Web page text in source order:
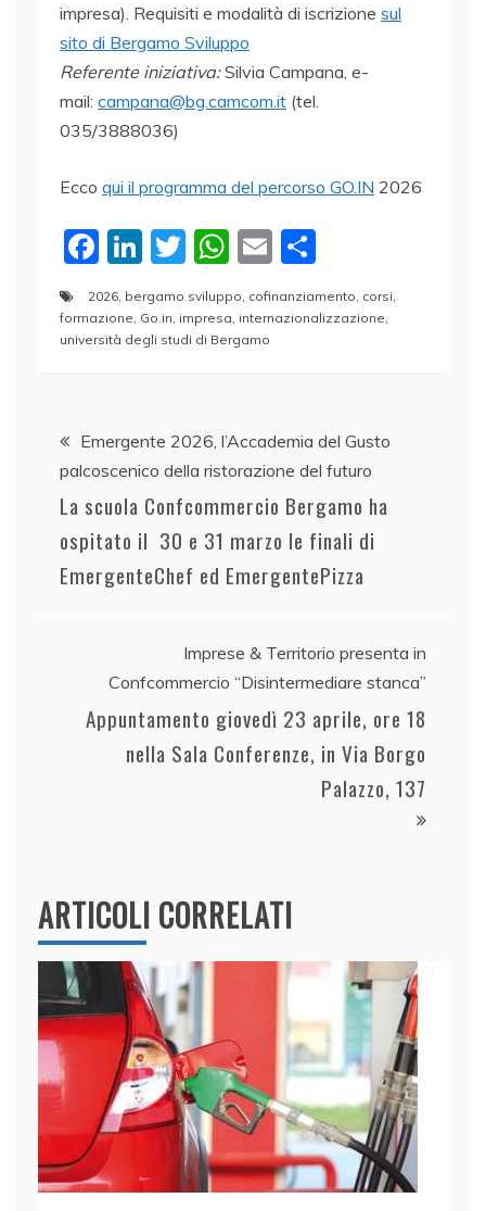
impresa). Requisiti e modalità di iscrizione sul
sito di Bergamo Sviluppo
Referente iniziativa:Silvia Campana, e-
mail: campana@bg.camcom.it (tel.
035/3888036)
Ecco qui il programma del percorso GO.IN 2026
F
a
c
e
o
k
Li
k
e
T
w
itt
er
W
at
s
p
E
ai n
2026 bergamo sviluppo cofinanziamento corsi
formazione Go.in impresa internazionalizzazione
università degli studi di Bergamo
Navigazione
articoli
Emergente 2026, l’Accademia del Gusto
palcoscenico della ristorazione del futuro
La scuola Confcommercio Bergamo ha
ospitato il 30 e 31 marzo le finali di
EmergenteChef ed EmergentePizza
Imprese & Territorio presenta in
Confcommercio “Disintermediare stanca”
Appuntamento giovedì 23 aprile, ore 18
nella Sala Conferenze, in Via Borgo
Palazzo, 137
ARTICOLI CORRELATI